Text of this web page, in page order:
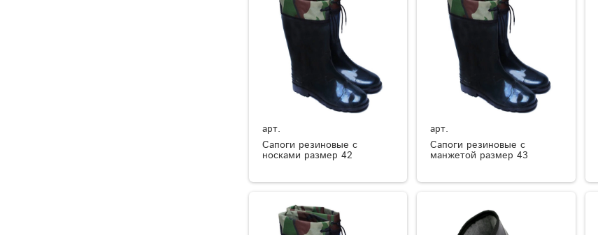
арт.
Сапоги резиновые с
носками размер 42
арт.
Сапоги резиновые с
манжетой размер 43